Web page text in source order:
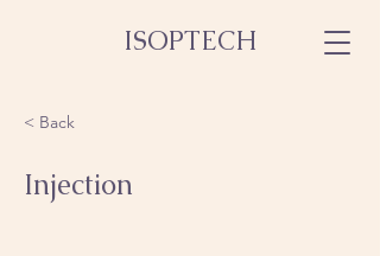
ISOPTECH
< Back
Injection